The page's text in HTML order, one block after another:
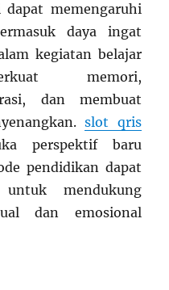
memengaruhi
daya ingat
kegiatan belajar
memori,
dan membuat
slot qris
perspektif baru
pendidikan dapat
mendukung
dan emosional